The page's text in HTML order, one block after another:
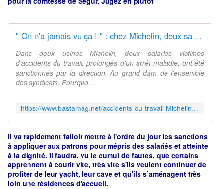
" On n'a jamais vu ça ! " : chez Michelin, deux salariés sanctionnés après avoir été victimes d'un accident du travail
Dans deux usines Michelin, deux salariés victimes
d'accidents du travail, prolongés d'un arrêt-maladie, ont été
sanctionnés par la direction. Au grand dam de l'ensemble
des syndicats. Pourquo...
https://www.bastamag.net/accidents-du-travail-Michelin-blame-sanction-CGT-securite
Il va rapidement falloir mettre à l'ordre du jour les sanctions
à appliquer aux patrons pour mépris des salariés et atteinte
à la dignité. Il faudra, vu le cumul de fautes, que certains
apprennent à courir vite, très vite s'ils veulent continuer de
profiter de leur yacht, leur cave et qu'ils s’aménagent très
loin une résidences d'accueil.